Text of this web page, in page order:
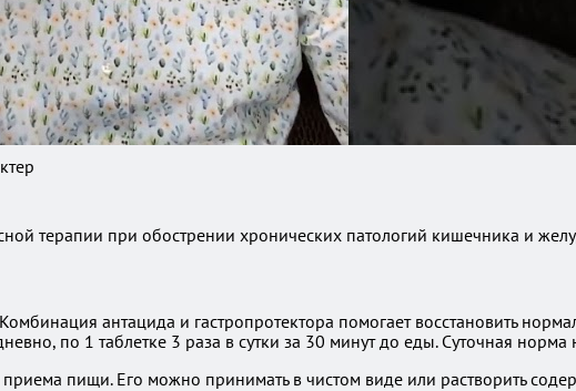
терапии при обострении хронических патологий кишечника и
антацида и гастропротектора помогает восстановить
по 1 таблетке 3 раза в сутки за 30 минут до еды. Суточная
пищи. Его можно принимать в чистом виде или растворить